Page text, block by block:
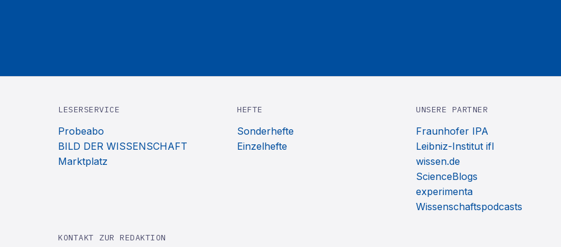
LESERSERVICE
Probeabo
BILD DER WISSENSCHAFT
Marktplatz
HEFTE
Sonderhefte
Einzelhefte
UNSERE PARTNER
Fraunhofer IPA
Leibniz-Institut ifl
wissen.de
ScienceBlogs
experimenta
Wissenschaftspodcasts
KONTAKT ZUR REDAKTION